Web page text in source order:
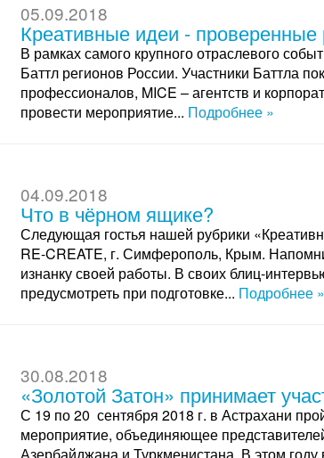
05.09.2018
Креативные идеи -
В рамках самого крупного отраслевого
Баттл регионов России. Участники Баттла
профессионалов, MICE – агентств и
провести мероприятие... Подробнее »
04.09.2018
Что в чёрном ящике?
Следующая гостья нашей рубрики
RE-CREATE, г. Симферополь, Крым.
изнанку своей работы. В своих блиц-
предусмотреть при подготовке... Подробнее »
30.08.2018
«Золотой Затон» принимает
С 19 по 20 сентября 2018 г. в Астрахани
мероприятие, объединяющее